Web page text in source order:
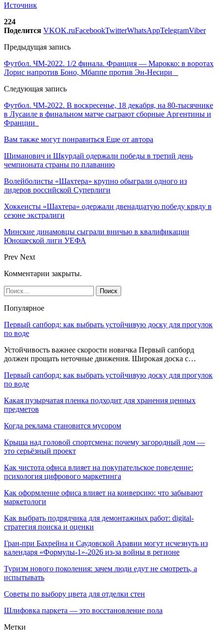
Источник
224
Поделится VKOK.ruFacebookTwitterWhatsAppTelegramViber
Предыдущая запись
Футбол. ЧМ-2022. 1/2 финала. Франция — Марокко: в воротах
Лорис напротив Боно, Мбаппе против Эн-Несири
Следующая запись
Футбол. ЧМ-2022. В воскресенье, 18 декабря, на 80-тысячнике
в Лусаиле в финальном матче сыграют сборные Аргентины и
Франции
Вам также могут понравиться Еще от автора
Шиманович и Шкурдай одержали победы в третий день
чемпионата страны по плаванию
Волейболисты «Шахтера» крупно обыграли одного из
лидеров российской Суперлиги
Хоккеисты «Шахтера» одержали двенадцатую победу кряду в
сезоне экстралиги
Минские динамовцы сыграли вничью в квалификации
Юношеской лиги УЕФА
Prev Next
Комментарии закрыты.
Популярное
Первый сапборд: как выбрать устойчивую доску для прогулок
по воде
Устойчивость важнее скорости новичка Первый сапборд
должен прощать неточные движения. Широкая доска с…
Первый сапборд: как выбрать устойчивую доску для прогулок
по воде
Какая пузырчатая пленка подходит для хранения ценных
предметов
Когда реклама становится мусором
Крыша над головой спортсмена: почему загородный дом —
это серьёзный проект
Как чистота офиса влияет на покупательское поведение:
психология цифрового маркетинга
Как оформление офиса влияет на конверсию: что забывают
маркетологи
Как выбрать подрядчика для демонтажных работ: digital-
стратегия поиска и оценки
Гран-при Бахрейна и Саудовской Аравии могут исчезнуть из
календаря «Формулы-1»-2026 из-за войны в регионе
Туризм нового поколения: зачем люди едут не смотреть, а
испытывать
Советы по выбору цвета для отделки стен
Шлифовка паркета — это восстановление пола
Метки